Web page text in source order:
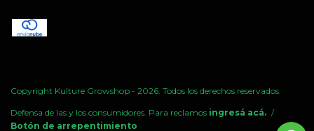
Copyright Kulture Growshop - 2026. Todos los derechos reservados.
Defensa de las y los consumidores. Para reclamos ingresá acá. /
Botón de arrepentimiento